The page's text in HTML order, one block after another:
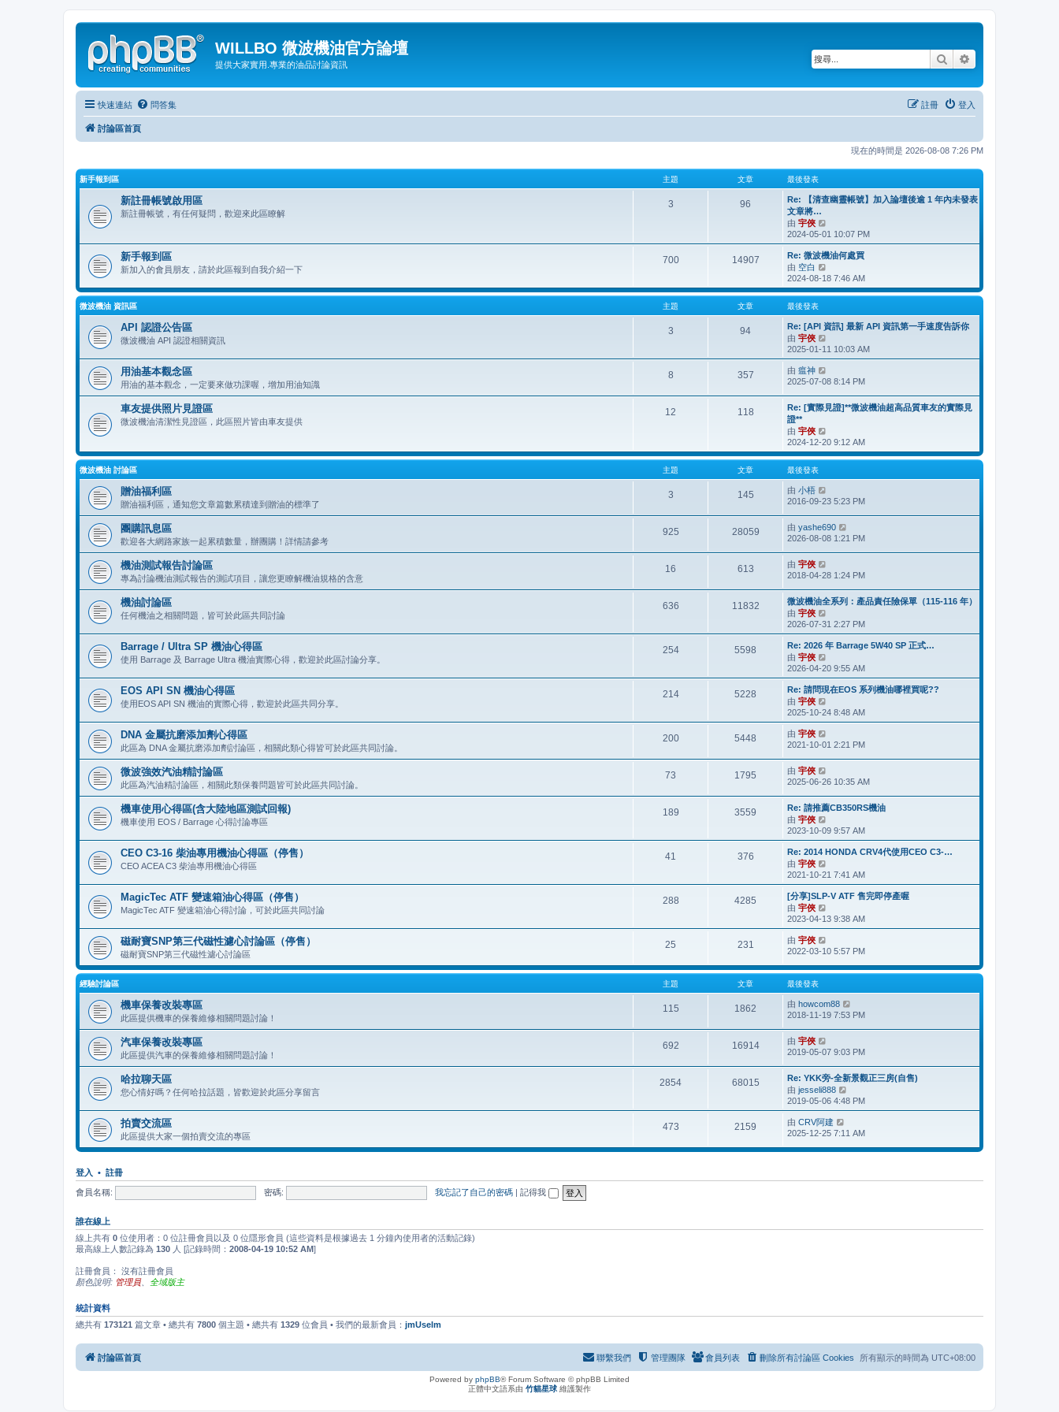
WILLBO 微波機油官方論壇
提供大家實用.專業的油品討論資訊 搜尋
快速連結 問答集 登入
註冊
討論區首頁
現在的時間是 2026-08-08 7:26 PM
新手報到區 主題 文章 最後發表
新註冊帳號啟用區
新註冊帳號，有任何疑問，歡迎來此區瞭解
3 96
Re: 【清查幽靈帳號】加入論壇後逾 1 年內未發表
文章將…
由 宇俠
視
最
後
表
2024-05-01 10:07 PM
新手報到區
新加入的會員朋友，請於此區報到自我介紹一下
700 14907
Re: 微波機油何處買
由 空白
視
最
發
表
2024-08-18 7:46 AM
微波機油 資訊區 主題 文章 最後發表
API 認證公告區
微波機油 API 認證相關資訊
3 94
Re: [API 資訊] 最新 API 資訊第一手速度告訴你
由 宇俠
視
最
發
表
2025-01-11 10:03 AM
用油基本觀念區
用油的基本觀念，一定要來做功課喔，增加用油知識
8 357 由 瘟神
視
最
後
2025-07-08 8:14 PM
車友提供照片見證區
微波機油清潔性見證區，此區照片皆由車友提供
12 118
Re: [實際見證]**微波機油超高品質車友的實際見
證**
由 宇俠
視
最
發
2024-12-20 9:12 AM
微波機油 討論區 主題 文章 最後發表
贈油福利區
贈油福利區，通知您文章篇數累積達到贈油的標準了
3 145 由 小梧
視
最
後
發
2016-09-23 5:23 PM
團購訊息區
歡迎各大網路家族一起累積數量，辦團購！詳情請參考
925 28059 由 yashe690
視
最
發
2026-08-08 1:21 PM
機油測試報告討論區
專為討論機油測試報告的測試項目，讓您更瞭解機油規格的含意
16 613 由 宇俠
視
最
後
表
2018-04-28 1:24 PM
機油討論區
任何機油之相關問題，皆可於此區共同討論
636 11832
微波機油全系列：產品責任險保單（115-116 年）
由 宇俠
視
最
後
表
2026-07-31 2:27 PM
Barrage / Ultra SP 機油心得區
使用 Barrage 及 Barrage Ultra 機油實際心得，歡迎於此區討論分享。
254 5598
Re: 2026 年 Barrage 5W40 SP 正式…
由 宇俠
視
最
後
表
2026-04-20 9:55 AM
EOS API SN 機油心得區
使用EOS API SN 機油的實際心得，歡迎於此區共同分享。
214 5228
Re: 請問現在EOS 系列機油哪裡買呢??
由 宇俠
視
最
發
表
2025-10-24 8:48 AM
DNA 金屬抗磨添加劑心得區
此區為 DNA 金屬抗磨添加劑討論區，相關此類心得皆可於此區共同討論。
200 5448 由 宇俠
視
最
發
2021-10-01 2:21 PM
微波強效汽油精討論區
此區為汽油精討論區，相關此類保養問題皆可於此區共同討論。
73 1795 由 宇俠
視
最
後
表
2025-06-26 10:35 AM
機車使用心得區(含大陸地區測試回報)
機車使用 EOS / Barrage 心得討論專區
189 3559
Re: 請推薦CB350RS機油
由 宇俠
視
最
後
表
2023-10-09 9:57 AM
CEO C3-16 柴油專用機油心得區（停售）
CEO ACEA C3 柴油專用機油心得區
41 376
Re: 2014 HONDA CRV4代使用CEO C3-…
由 宇俠
視
最
後
表
2021-10-21 7:41 AM
MagicTec ATF 變速箱油心得區（停售）
MagicTec ATF 變速箱油心得討論，可於此區共同討論
288 4285
[分享]SLP-V ATF 售完即停產喔
由 宇俠
視
最
發
表
2023-04-13 9:38 AM
磁耐寶SNP第三代磁性濾心討論區（停售）
磁耐寶SNP第三代磁性濾心討論區
25 231 由 宇俠
視
最
後
表
2022-03-10 5:57 PM
經驗討論區 主題 文章 最後發表
機車保養改裝專區
此區提供機車的保養維修相關問題討論！
115 1862 由 howcom88
視
最
發
2018-11-19 7:53 PM
汽車保養改裝專區
此區提供汽車的保養維修相關問題討論！
692 16914 由 宇俠
視
最
後
發
表
2019-05-07 9:03 PM
哈拉聊天區
您心情好嗎？任何哈拉話題，皆歡迎於此區分享留言
2854 68015
Re: YKK旁-全新景觀正三房(自售)
由 jesseli888
視
最
發
表
2019-05-06 4:48 PM
拍賣交流區
此區提供大家一個拍賣交流的專區
473 2159 由 CRV阿建
視
最
表
2025-12-25 7:11 AM
登入 • 註冊
會員名稱: 密碼: 我忘記了自己的密碼 | 記得我
誰在線上
線上共有 0 位使用者：0 位註冊會員以及 0 位隱形會員 (這些資料是根據過去 1 分鐘內使用者的活動記錄)
最高線上人數記錄為 130 人 [記錄時間： 2008-04-19 10:52 AM]
註冊會員： 沒有註冊會員
顏色說明: 管理員、 全域版主
統計資料
總共有 173121 篇文章 • 總共有 7800 個主題 • 總共有 1329 位會員 • 我們的最新會員： jmUselm
討論區首頁 所有顯示的時間為 UTC+08:00
刪除所有討論區 Cookies
會員列表
管理團隊
聯繫我們
Powered by phpBB® Forum Software © phpBB Limited
正體中文語系由 竹貓星球 維護製作